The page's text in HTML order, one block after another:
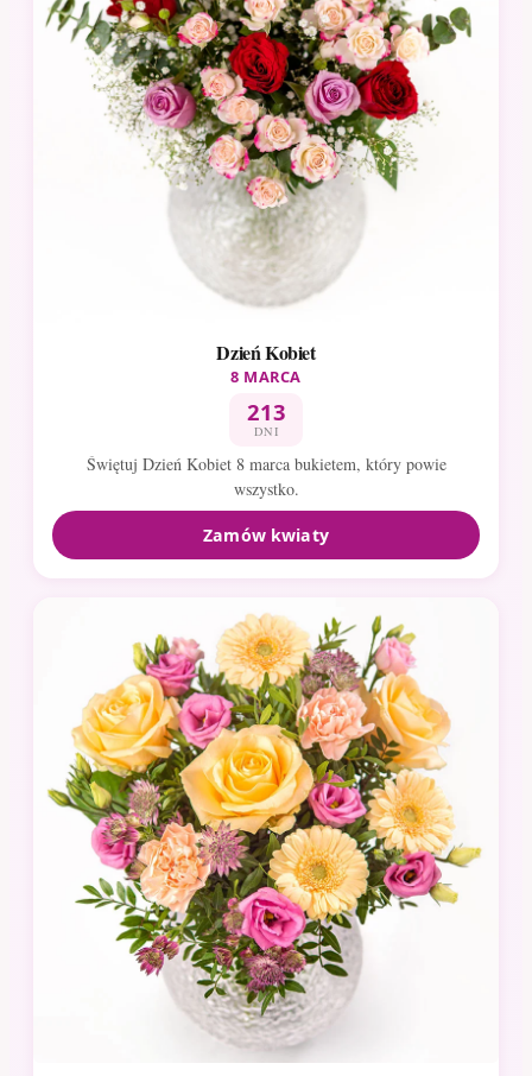
Dzień Kobiet
8 MARCA
213
DNI
Świętuj Dzień Kobiet 8 marca bukietem, który powie
wszystko.
Zamów kwiaty